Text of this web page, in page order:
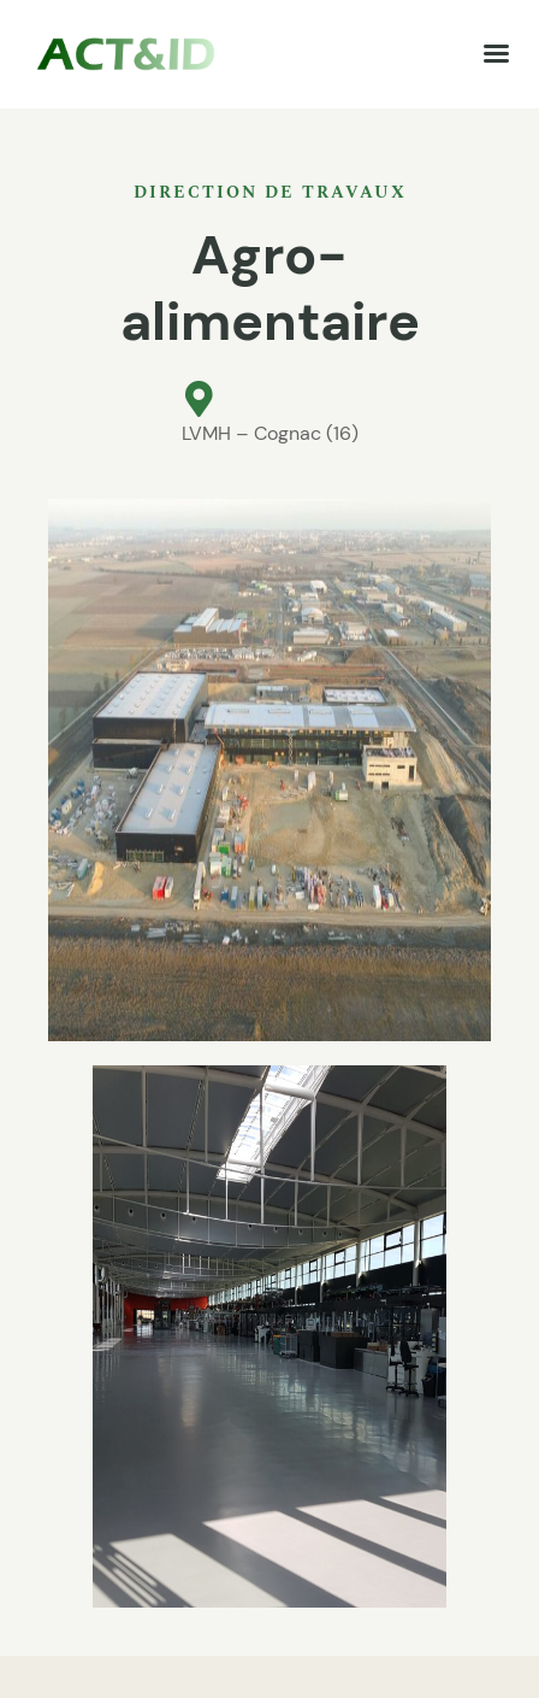
DIRECTION DE TRAVAUX
Agro-
alimentaire
LVMH – Cognac (16)